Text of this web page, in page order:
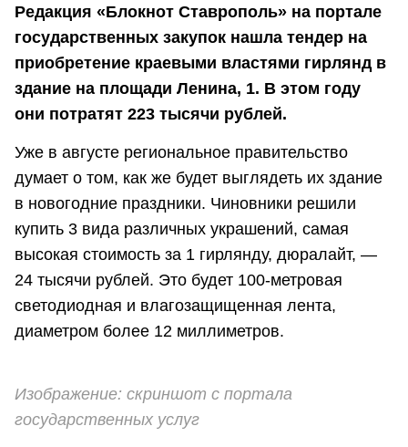
Редакция «Блокнот Ставрополь» на портале
государственных закупок нашла тендер на
приобретение краевыми властями гирлянд в
здание на площади Ленина, 1. В этом году
они потратят 223 тысячи рублей.
Уже в августе региональное правительство
думает о том, как же будет выглядеть их здание
в новогодние праздники. Чиновники решили
купить 3 вида различных украшений, самая
высокая стоимость за 1 гирлянду, дюралайт, —
24 тысячи рублей. Это будет 100-метровая
светодиодная и влагозащищенная лента,
диаметром более 12 миллиметров.
Изображение: скриншот с портала
государственных услуг